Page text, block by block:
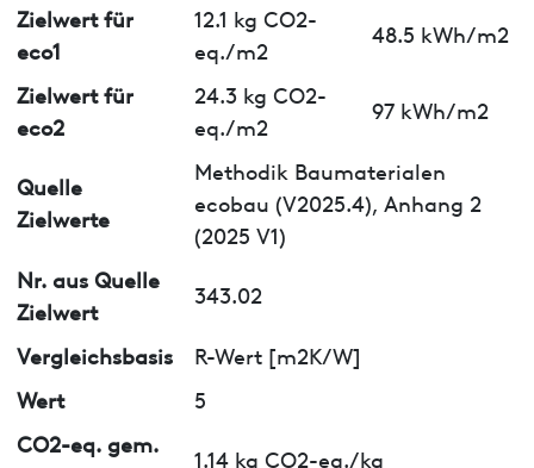
Zielwert für
eco1
12.1 kg CO2-
eq./m2
48.5 kWh/m2
Zielwert für
eco2
24.3 kg CO2-
eq./m2
97 kWh/m2
Quelle
Zielwerte
Methodik Baumaterialen
ecobau (V2025.4), Anhang 2
(2025 V1)
Nr. aus Quelle
Zielwert
343.02
Vergleichsbasis
R-Wert [m2K/W]
Wert
5
CO2-eq. gem.
1.14 kg CO2-eq./kg